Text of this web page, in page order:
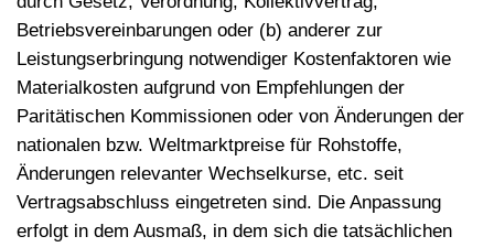
Betriebsvereinbarungen oder (b) anderer zur
Leistungserbringung notwendiger Kostenfaktoren wie
Materialkosten aufgrund von Empfehlungen der
Paritätischen Kommissionen oder von Änderungen der
nationalen bzw. Weltmarktpreise für Rohstoffe,
Änderungen relevanter Wechselkurse, etc. seit
Vertragsabschluss eingetreten sind. Die Anpassung
erfolgt in dem Ausmaß, in dem sich die tatsächlichen